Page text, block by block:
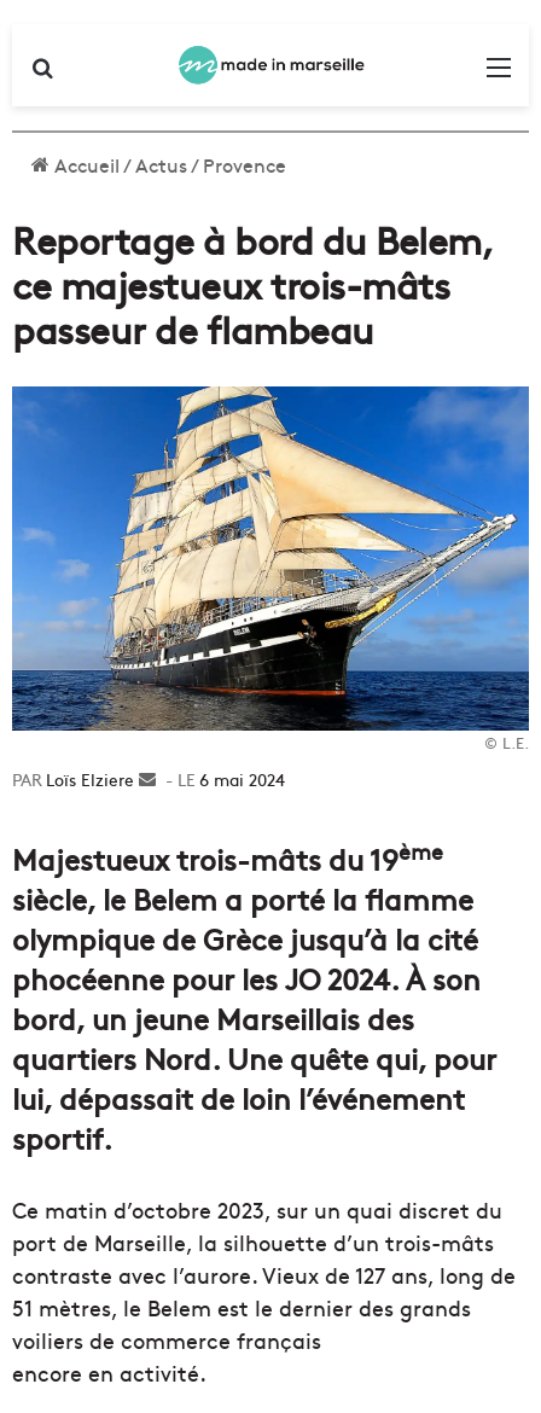
Accueil/Actus/Provence
Reportage à bord du Belem,
ce majestueux trois-mâts
passeur de flambeau
© L.E.
Loïs Elziere
Envoyer6 mai 2024
Majestueux trois-mâts du 19ème
siècle, le Belem a porté la flamme
olympique de Grèce jusqu’à la cité
phocéenne pour les JO 2024. À son
bord, un jeune Marseillais des
quartiers Nord. Une quête qui, pour
lui, dépassait de loin l’événement
sportif.
Ce matin d’octobre 2023, sur un quai discret du
port de Marseille, la silhouette d’un trois-mâts
contraste avec l’aurore. Vieux de 127 ans, long de
51 mètres, le Belem est le dernier des grands
voiliers de commerce français
encore en activité.